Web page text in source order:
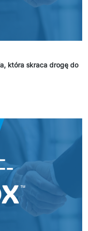
która skraca drogę do